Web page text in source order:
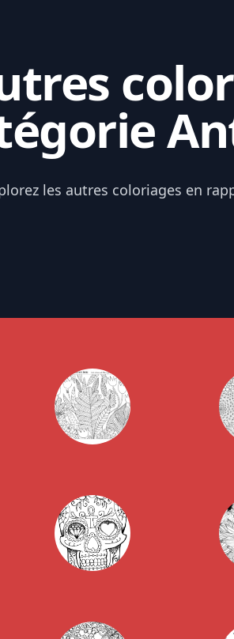
les autres coloriages en